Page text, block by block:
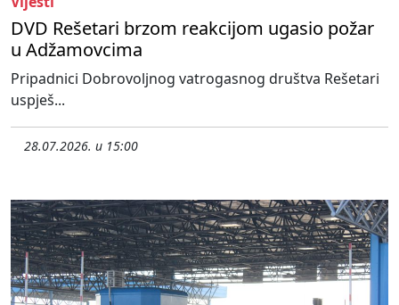
DVD Rešetari brzom reakcijom ugasio požar
u Adžamovcima
Pripadnici Dobrovoljnog vatrogasnog društva Rešetari
uspješ...
28.07.2026. u 15:00